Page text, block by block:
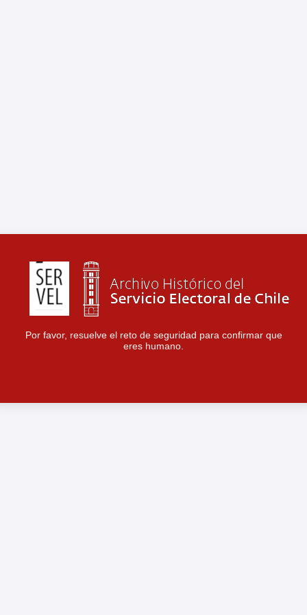
Por favor, resuelve el reto de seguridad para confirmar que
eres humano.